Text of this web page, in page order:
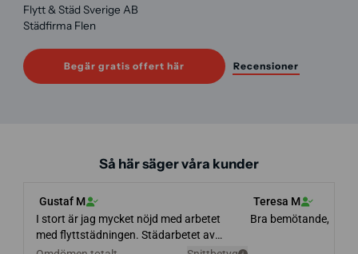
Flytt & Städ Sverige AB
Städfirma Flen
Begär gratis offert här Recensioner
Så här säger våra kunder